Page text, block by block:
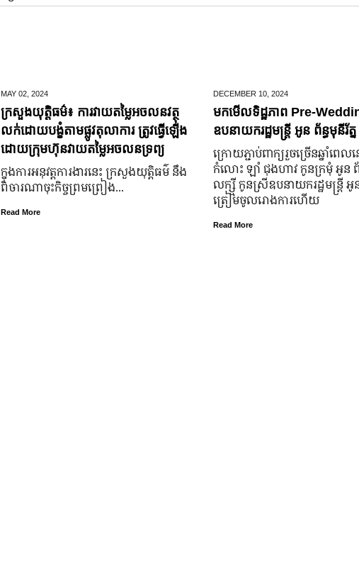
MAY 02, 2024
ក្រសួងយុត្តិធម៌៖ ការវាយតម្លៃអចលនវត្ថុ
លក់ដោយបង្ខំតាមផ្លូវតុលាការ ត្រូវធ្វើឡើង
ដោយក្រុមហ៊ុនវាយតម្លៃអចលនទ្រព្យ
ក្នុងការអនុវត្តការងារនេះ ក្រសួងយុត្តិធម៌ នឹង
ពិចារណាចុះកិច្ចព្រមព្រៀង...
Read More
DECEMBER 10, 2024
មកមើលទិដ្ឋភាព Pre-
ឧបនាយករដ្ឋមន្រ្តី អូន ព័ន្ធមុនីរ័ត្ន
ក្រោយ​ភ្ជាប់​ពាក្យ​រួច​ច្រើន​ឆ្នាំ​ពេល
កំលោះ ឡាំ ជុងហាវ កូនក្រមុំ អូន
លក្ស្មី កូនស្រី​ឧបនាយករដ្ឋមន្ត្រី អូន
ត្រៀម​ចូល​រោងការ​ហើយ
Read More